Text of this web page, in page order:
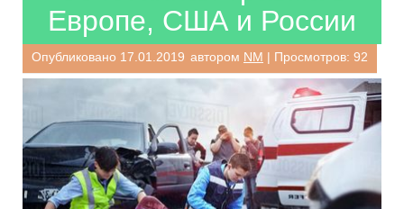
Европе, США и России
Опубликовано 17.01.2019 автором NM | Просмотров: 92